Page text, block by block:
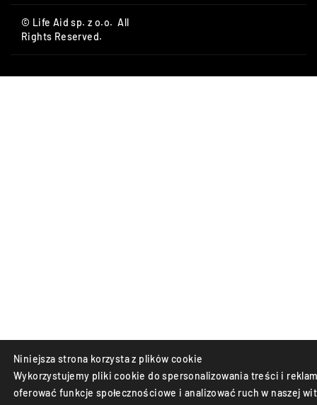
© Life Aid sp. z o.o. All
Rights Reserved.
Niniejsza strona korzysta z plików cookie
Wykorzystujemy pliki cookie do spersonalizowania treści i
oferować funkcje społecznościowe i analizować ruch w naszej